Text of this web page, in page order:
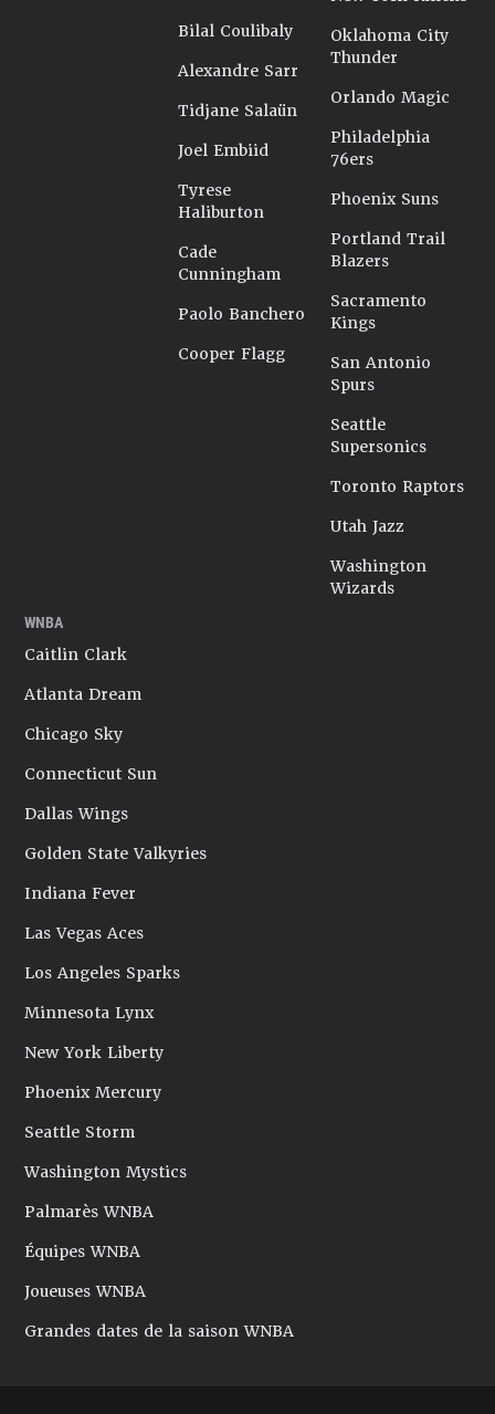
Bilal Coulibaly
Alexandre Sarr
Tidjane Salaün
Joel Embiid
Tyrese
Haliburton
Cade
Cunningham
Paolo Banchero
Cooper Flagg
Oklahoma City
Thunder
Orlando Magic
Philadelphia
76ers
Phoenix Suns
Portland Trail
Blazers
Sacramento
Kings
San Antonio
Spurs
Seattle
Supersonics
Toronto Raptors
Utah Jazz
Washington
Wizards
WNBA
Caitlin Clark
Atlanta Dream
Chicago Sky
Connecticut Sun
Dallas Wings
Golden State Valkyries
Indiana Fever
Las Vegas Aces
Los Angeles Sparks
Minnesota Lynx
New York Liberty
Phoenix Mercury
Seattle Storm
Washington Mystics
Palmarès WNBA
Équipes WNBA
Joueuses WNBA
Grandes dates de la saison WNBA